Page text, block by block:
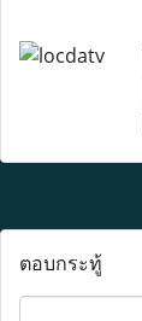
ตอบกระทู้